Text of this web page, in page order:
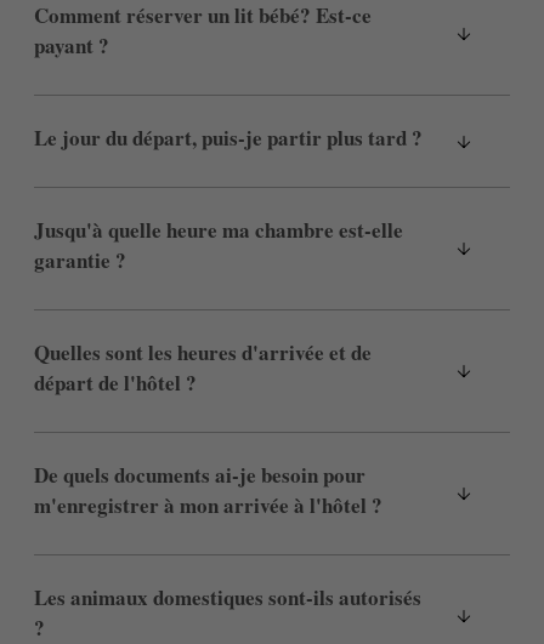
Comment réserver un lit bébé? Est-ce
payant ?
Le jour du départ, puis-je partir plus tard ?
Jusqu'à quelle heure ma chambre est-elle
garantie ?
Quelles sont les heures d'arrivée et de
départ de l'hôtel ?
De quels documents ai-je besoin pour
m'enregistrer à mon arrivée à l'hôtel ?
Les animaux domestiques sont-ils autorisés
?